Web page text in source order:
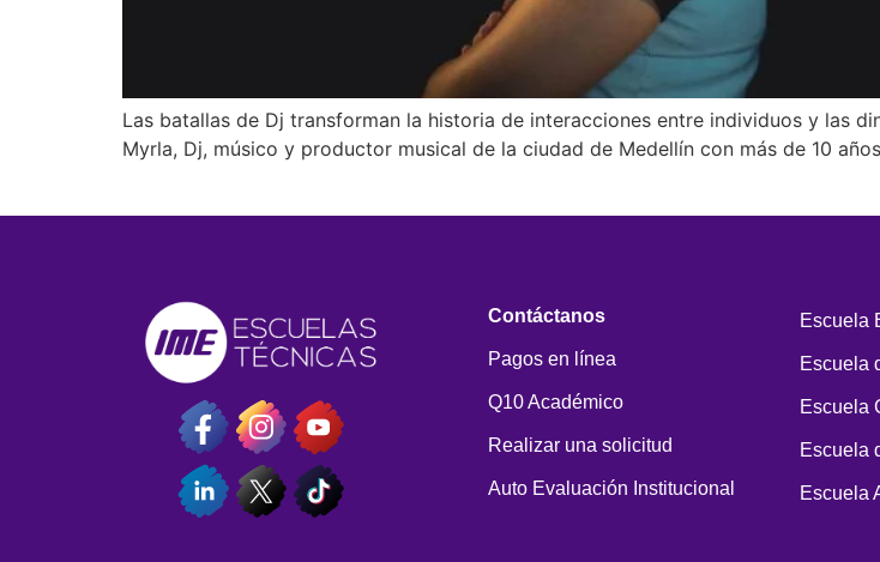
Las batallas de Dj transforman la historia de interacciones entre individuos y las
Myrla, Dj, músico y productor musical de la ciudad de Medellín con más de 10
Contáctanos
Pagos en línea
Q10 Académico
Realizar una solicitud
Auto Evaluación Institucional
Escuela
Escuela
Escuela
Escuela
Escuela